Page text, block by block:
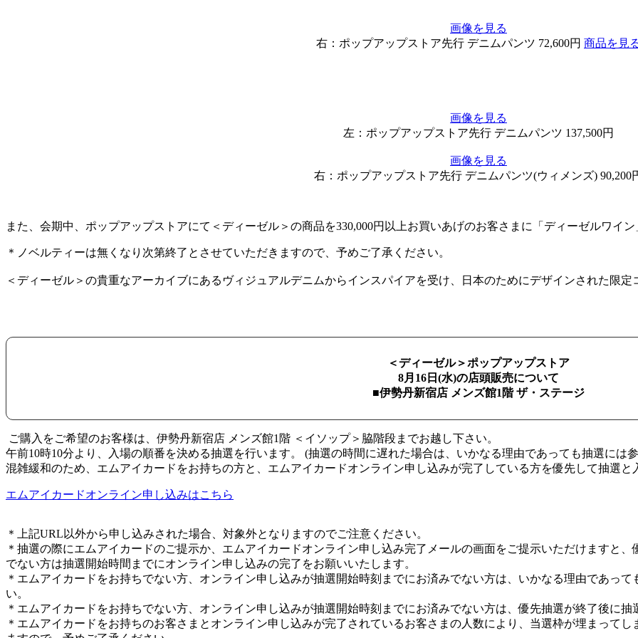
画像を見る
右：ポップアップストア先行 デニムパンツ 72,600円 商品を見
画像を見る
左：ポップアップストア先行 デニムパンツ 137,500円
画像を見る
右：ポップアップストア先行 デニムパンツ(ウィメンズ) 90,200
また、会期中、ポップアップストアにて＜ディーゼル＞の商品を330,000円以上お買いあげのお客さまに「ディーゼルワイ
＊ノベルティーは無くなり次第終了とさせていただきますので、予めご了承ください。
＜ディーゼル＞の貴重なアーカイブにあるヴィジュアルデニムからインスパイアを受け、日本のためにデザインされた限
＜ディーゼル＞ポップアップストア
8月16 日 (水)の店頭販売について
■伊勢丹新宿店 メンズ館1階 ザ・ステージ
ご購入をご希望のお客様は、伊勢丹新宿店 メンズ館1階 ＜イソップ＞脇階段までお越し下さい。
午前10時10分より、入場の順番を決める抽選を行います。 (抽選の時間に遅れた場合は、いかなる理由であっても抽選には
混雑緩和のため、エムアイカードをお持ちの方と、エムアイカードオンライン申し込みが完了している方を優先して抽選と
エムアイカードオンライン申し込みはこちら
＊上記URL以外から申し込みされた場合、対象外となりますのでご注意ください。
＊抽選の際にエムアイカードのご提示か、エムアイカードオンライン申し込み完了メールの画面をご提示いただけますと
でない方は抽選開始時間までにオンライン申し込みの完了をお願いいたします。
＊エムアイカードをお持ちでない方、オンライン申し込みが抽選開始時刻までにお済みでない方は、いかなる理由であっ
い。
＊エムアイカードをお持ちでない方、オンライン申し込みが抽選開始時刻までにお済みでない方は、優先抽選が終了後に
＊エムアイカードをお持ちのお客さまとオンライン申し込みが完了されているお客さまの人数により、当選枠が埋まって